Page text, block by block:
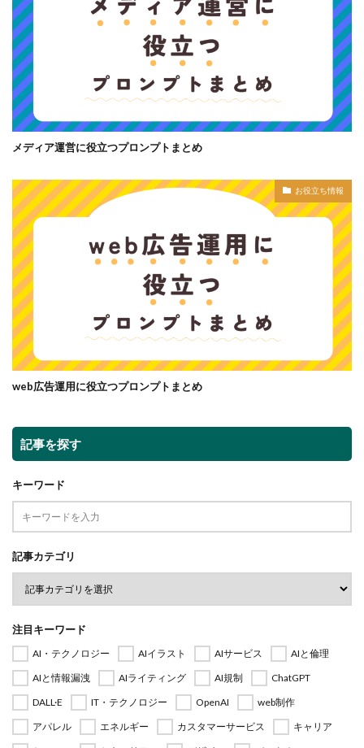
メディア運営に役立つプロンプトまとめ
お役立ち情報
web広告運用に役立つプロンプトまとめ
記事を探す
キーワード
記事カテゴリ
注目キーワード
AI・テクノロジー AIイラスト AIサービス
AIと倫理
AIと情報漏洩
AIライティング AI規制
ChatGPT
DALL·E
IT・テクノロジー OpenAI
web制作
アパレル
エネルギー カスタマーサービス
キャリア